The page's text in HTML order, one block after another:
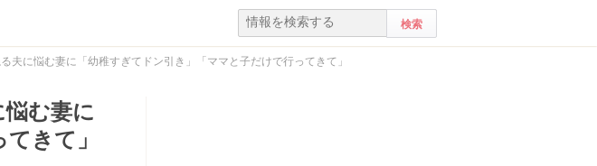
に悩む妻に「幼稚すぎてドン引き」「ママと子だけで行ってきて」
む妻に
きて」